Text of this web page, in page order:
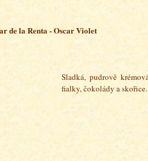
de la Renta - Oscar Violet
Sladká, pudrově
fialky, čokolády a skořice.